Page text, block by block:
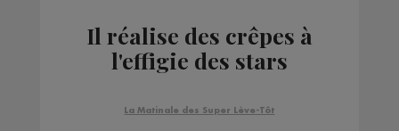
Il réalise des crêpes à
l'effigie des stars
La Matinale des Super Lève-Tôt